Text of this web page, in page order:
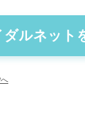
ダルネット